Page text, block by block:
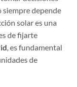
depende
solar es una
de fijarte
, es fundamental
de